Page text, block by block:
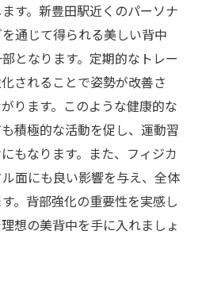
す。新豊田駅近くのパーソナ
通じて得られる美しい背中
となります。定期的なトレー
されることで姿勢が改善さ
ります。このような健康的な
積極的な活動を促し、運動習
もなります。また、フィジカ
面にも良い影響を与え、全体
。背部強化の重要性を実感し
想の美背中を手に入れましょ